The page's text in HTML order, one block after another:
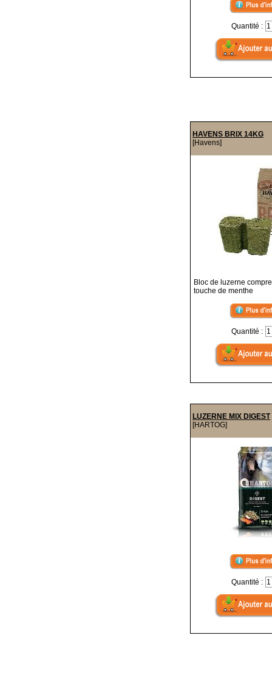
Quantité :
HAVENS BRIX 14KG
[Havens]
Bloc de luzerne
touche de menthe
Quantité :
LUZERNE MIX DIGEST
[HARTOG]
Quantité :